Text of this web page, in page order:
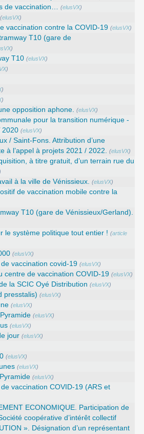
de vaccination… (elusVX)
(elusVX)
vaccination contre la COVID-19 (elusVX)
T10 (gare de
)
T10 (elusVX)
)
)
)
opposition aphone. (elusVX)
pour la transition numérique -
2020 (elusVX)
/ Saint-Fons. Attribution d’une
à l’appel à projets 2021 / 2022. (elusVX)
à titre gratuit, d’un terrain rue du
à la ville de Vénissieux. (elusVX)
de vaccination mobile contre la
T10 (gare de Vénissieux/Gerland).
le système politique tout entier ! (article
(elusVX)
vaccination covid-19 (elusVX)
centre de vaccination COVID‑19 (elusVX)
la SCIC Oyé Distribution (elusVX)
presstalis) (elusVX)
(elusVX)
(elusVX)
(elusVX)
jour (elusVX)
(elusVX)
(elusVX)
(elusVX)
vaccination COVID-19 (ARS et
ECONOMIQUE. Participation de
coopérative d’intérêt collectif
». Désignation d’un représentant